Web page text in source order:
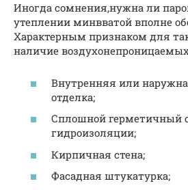
Иногда сомнения,нужна ли
утеплении минвватой вполне
Характерным признаком для
наличие
Внутренняя или
отделка;
Сплошной герметичный
гидроизоляции;
Кирпичная стена;
Фасадная штукатурка;